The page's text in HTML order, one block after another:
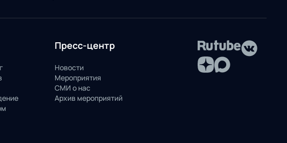
Пресс-центр
Новости
Мероприятия
СМИ о нас
Архив мероприятий